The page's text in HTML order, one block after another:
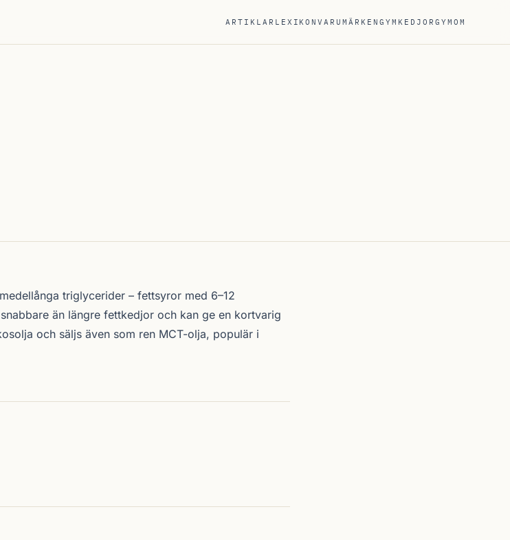
ARTIKLAR LEXIKONVARUMÄRKENGYMKEDJORGYMOM
triglycerider – fettsyror med 6–12
än längre fettkedjor och kan ge en kortvarig
och säljs även som ren MCT-olja, populär i